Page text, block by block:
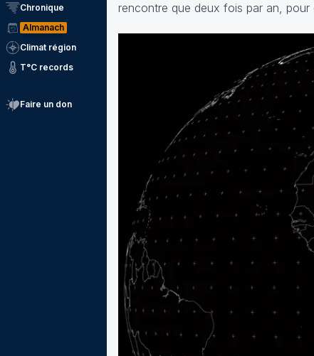
Chronique
Almanach
Climat région
T°C records
Faire un don
rencontre que deux fois par an,